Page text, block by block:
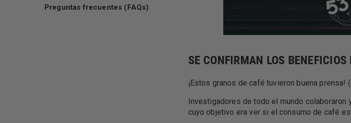
Preguntas frecuentes (FAQs)
SE CONFIRMAN LOS
¡Estos granos de café tuvieron buena prensa!
Investigadores de todo el mundo
cuyo objetivo era ver si el consumo de café